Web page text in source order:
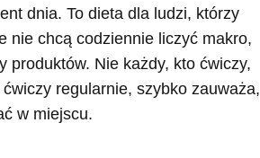
dnia. To dieta dla ludzi, którzy
nie chcą codziennie liczyć makro,
produktów. Nie każdy, kto ćwiczy,
regularnie, szybko zauważa,
w miejscu.